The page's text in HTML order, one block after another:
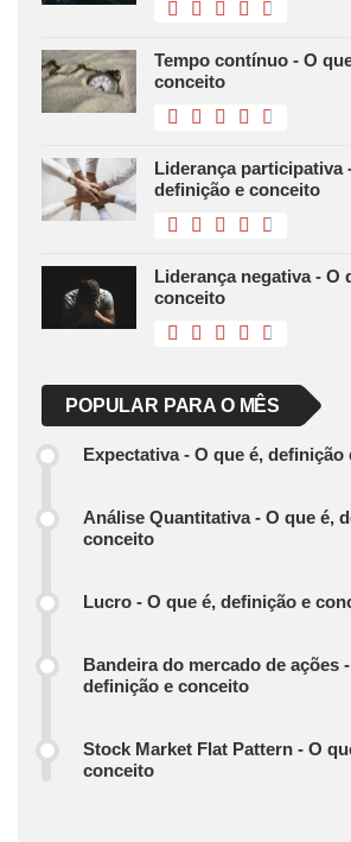
Tempo contínuo - O
conceito
Liderança participativa
definição e conceito
Liderança negativa - O
conceito
POPULAR PARA O MÊS
Expectativa - O que é, definição
Análise Quantitativa - O que é,
conceito
Lucro - O que é, definição e
Bandeira do mercado de ações
definição e conceito
Stock Market Flat Pattern - O
conceito